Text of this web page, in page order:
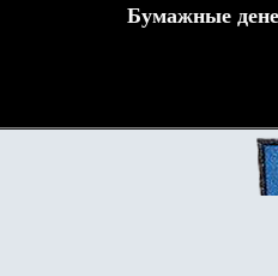
Бумажные